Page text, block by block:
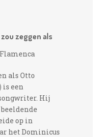
zou zeggen als
als Otto
is een
Hij
op in
het Dominicus